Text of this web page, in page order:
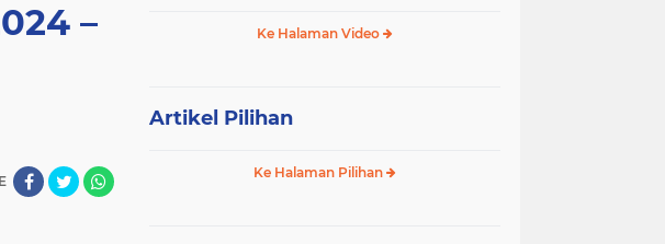
–
Ke Halaman Video
Artikel Pilihan
Ke Halaman Pilihan